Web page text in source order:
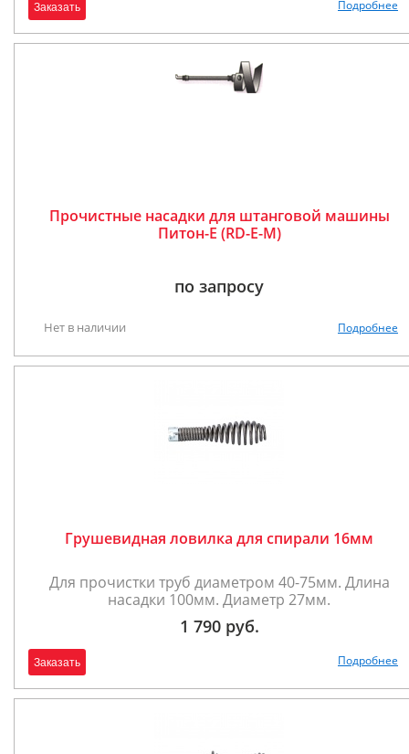
Заказать Подробнее
Прочистные насадки для штанговой машины
Питон-Е (RD-E-M)
по запросу
Нет в наличии Подробнее
Грушевидная ловилка для спирали 16мм
Для прочистки труб диаметром 40-75мм. Длина
насадки 100мм. Диаметр 27мм.
1 790 руб.
Заказать Подробнее